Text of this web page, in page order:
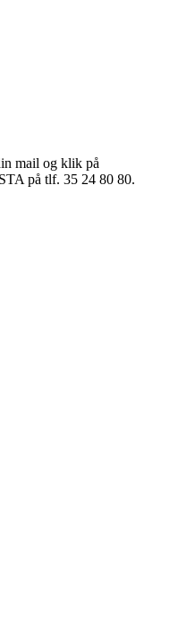
mail og klik på
på tlf. 35 24 80 80.